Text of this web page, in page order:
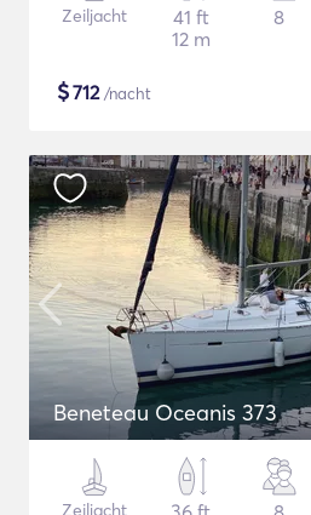
Zeiljacht
41 ft
12 m
8
$712/nacht
Beneteau Oceanis 373
Zeiljacht